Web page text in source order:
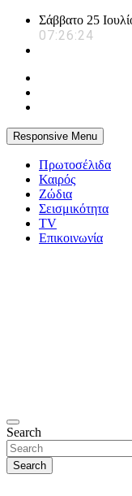
Skip
content
Σάββατο 25
07:26:25
Responsive Menu
Πρωτοσέλιδα
Καιρός
Ζώδια
Σεισμικότητα
TV
Επικοινωνία
Search
Search